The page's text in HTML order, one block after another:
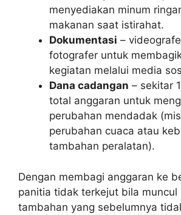
menyediakan minum
makanan saat istirahat.
Dokumentasi –
fotografer untuk
kegiatan melalui media
Dana cadangan – sekitar
total anggaran untuk
perubahan mendadak
perubahan cuaca atau
tambahan peralatan).
Dengan membagi anggaran ke
panitia tidak terkejut bila muncul
tambahan yang sebelumnya